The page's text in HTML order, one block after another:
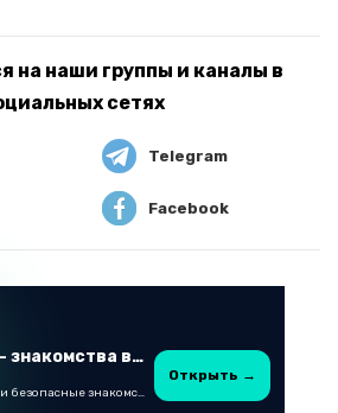
на наши группы и каналы в
сетях
Telegram
Facebook
ZYYN — знакомства в Казахстане
Быстрые и безопасные знакомства в Telegram
Открыть →